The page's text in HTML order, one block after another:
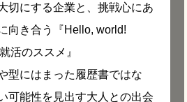
切にする企業と、挑戦心にあ
向き合う『Hello, world!
活のススメ』
型にはまった履歴書ではな
可能性を見出す大人との出会